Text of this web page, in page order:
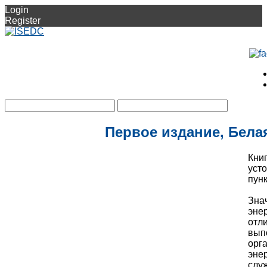
Login
Register
Первое издание,